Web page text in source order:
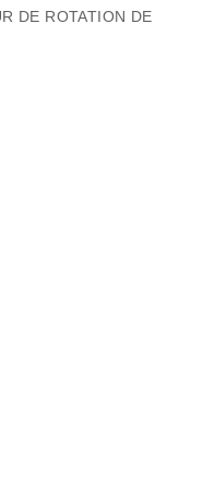
DE ROTATION DE